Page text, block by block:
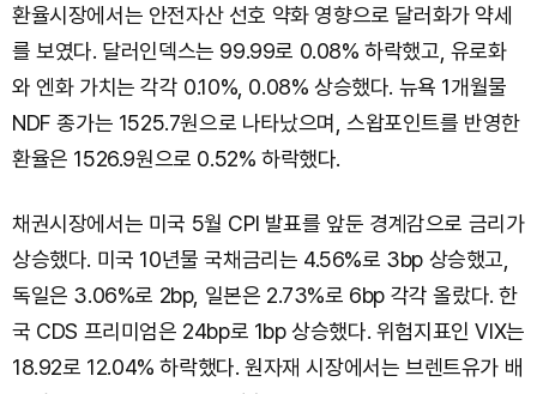
환율시장에서는 안전자산 선호 약화 영향으로 달러화가 약세
를 보였다. 달러인덱스는 99.99로 0.08% 하락했고, 유로화
와 엔화 가치는 각각 0.10%, 0.08% 상승했다. 뉴욕 1개월물
NDF 종가는 1525.7원으로 나타났으며, 스왑포인트를 반영한
환율은 1526.9원으로 0.52% 하락했다.
채권시장에서는 미국 5월 CPI 발표를 앞둔 경계감으로 금리가
상승했다. 미국 10년물 국채금리는 4.56%로 3bp 상승했고,
독일은 3.06%로 2bp, 일본은 2.73%로 6bp 각각 올랐다. 한
국 CDS 프리미엄은 24bp로 1bp 상승했다. 위험지표인 VIX는
18.92로 12.04% 하락했다. 원자재 시장에서는 브렌트유가 배